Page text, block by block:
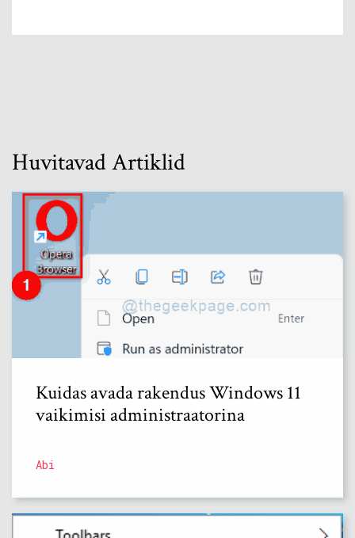
Huvitavad Artiklid
Kuidas avada rakendus Windows 11
vaikimisi administraatorina
Abi